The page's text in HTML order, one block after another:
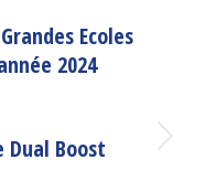
Ecoles
2024
Dual Boost